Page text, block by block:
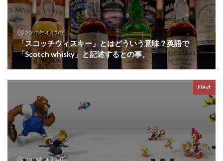
2018年4月20日
「スコッチウィスキー」とはどういう意味？英語で
「Scotch whisky」と記述するとの事。
Next